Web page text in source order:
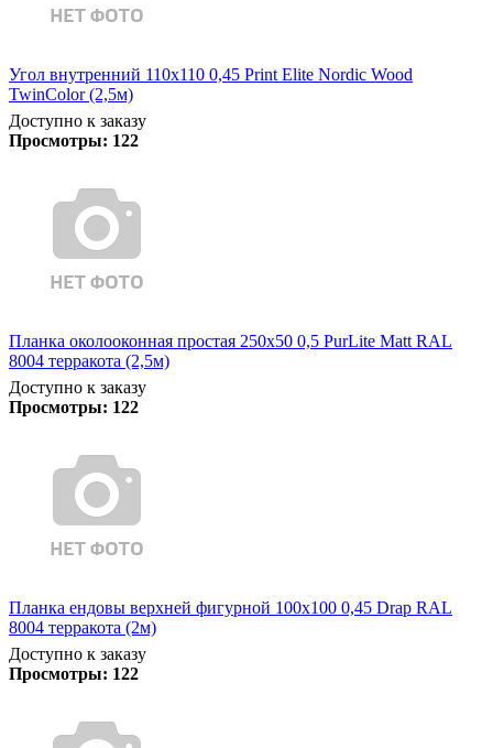
Угол внутренний 110х110 0,45 Print Elite Nordic Wood
TwinColor (2,5м)
Доступно к заказу
Просмотры: 122
Планка околооконная простая 250х50 0,5 PurLite Matt RAL
8004 терракота (2,5м)
Доступно к заказу
Просмотры: 122
Планка ендовы верхней фигурной 100x100 0,45 Drap RAL
8004 терракота (2м)
Доступно к заказу
Просмотры: 122